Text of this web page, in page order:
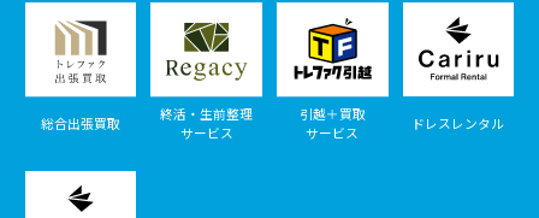
総合出張買取
終活・生前整理
サービス
引越＋買取
サービス
ドレスレンタル